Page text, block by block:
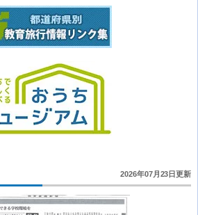
2026年07月23日更新